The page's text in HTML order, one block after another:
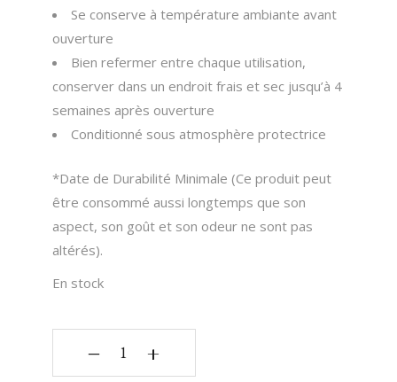
Se conserve à température ambiante avant
ouverture
Bien refermer entre chaque utilisation,
conserver dans un endroit frais et sec jusqu’à 4
semaines après ouverture
Conditionné sous atmosphère protectrice
*Date de Durabilité Minimale (Ce produit peut
être consommé aussi longtemps que son
aspect, son goût et son odeur ne sont pas
altérés).
En stock
‒ +